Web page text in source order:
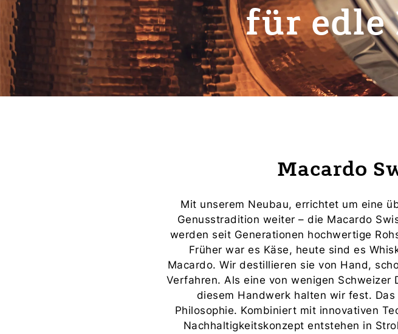
für
Macardo
Mit unserem Neubau, errichtet um eine
Genusstradition weiter – die Macardo
werden seit Generationen hochwertige
Früher war es Käse, heute sind es
Macardo. Wir destillieren sie von Hand,
Verfahren. Als eine von wenigen
diesem Handwerk halten wir fest.
Philosophie. Kombiniert mit innovativen
Nachhaltigkeitskonzept entstehen in